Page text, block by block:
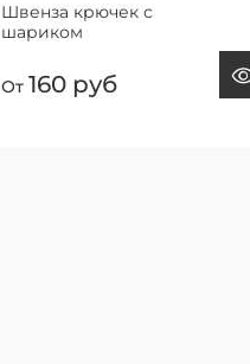
Швенза крючек с
шариком
От 160 руб